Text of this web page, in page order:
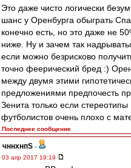
Это даже чисто логически
шанс у Оренбурга обыграть
конечно есть, но это даже не
ниже. Ну и зачем так
если можно безрисково
точно феерический бред :)
между двумя этими
предложениями предпочесть
Зенита только если
футболистов очень плохо с
Последнее сообщение
чннхнпS -
03 апр 2017 19:19